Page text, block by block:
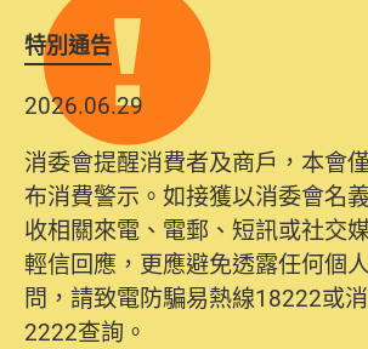
特別通告
2026.06.29
消委會提醒消費者及商戶，本會
布消費警示。如接獲以消委會名
收相關來電、電郵、短訊或社交
輕信回應，更應避免透露任何個
問，請致電防騙易熱線18222或
2222查詢。